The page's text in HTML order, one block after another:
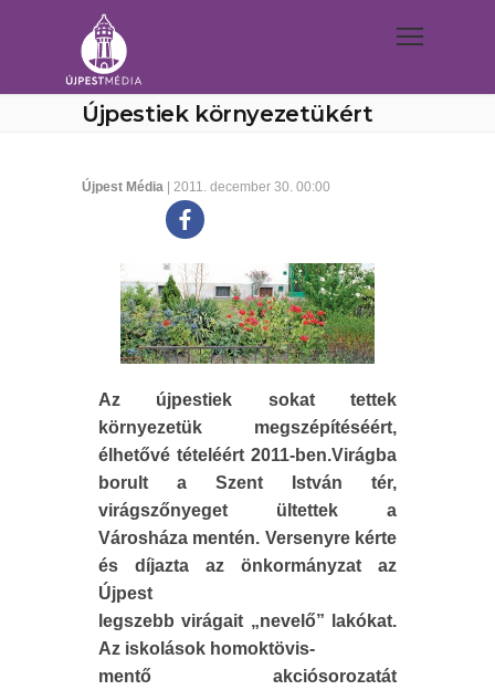
Újpestiek környezetükért
Újpest Média | 2011. december 30. 00:00
Az újpestiek sokat tettek
környezetük megszépítéséért,
élhetővé tételéért 2011-ben.Virágba
borult a Szent István tér,
virágszőnyeget ültettek a
Városháza mentén. Versenyre kérte
és díjazta az önkormányzat az
Újpest
legszebb virágait „nevelő” lakókat.
Az iskolások homoktövis-
mentő akciósorozatát